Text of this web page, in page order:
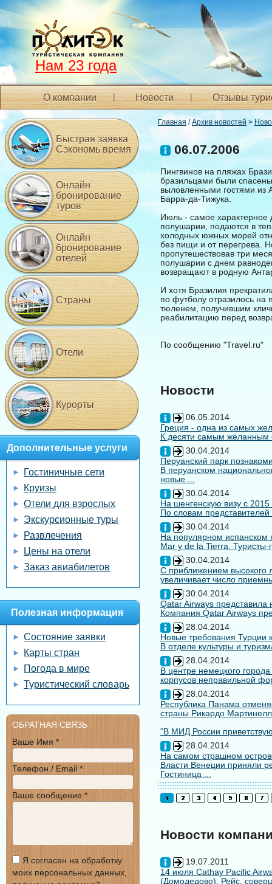
Нам 23 года
О компании Новости Отзывы
Главная /Архив новостей >
06.07.2006
Пингвинов на пляжах
бразильцами были
выловленными гостями из
Барра-да-Тижука.
Июль - самое характерное
полушарии, подаются в
холодных южных морей
без пищи и от перегрева.
пропутешествовав три
полушарии с днем
возвращают в родную
И хотя Бразилия
по футболу отразилось
тюленем, получившим
реабилитацию перед
По сообщению "Travel.ru"
Новости
06.05.2014
Греция - одна из самых
К десяти самым желанным
30.04.2014
Перуанский парк
В перуанском
новые ...
30.04.2014
На шенгенскую визу с 2015
По словам
30.04.2014
На популярном испанском
Mar y de la Tierra. Туристы-
30.04.2014
С приближением высокого
увеличивает число
30.04.2014
Qatar Airways
Компания Qatar Airways
28.04.2014
Новые требования Турции
В отделе культуры и
28.04.2014
В центре немецкого
корпусов неправильной
28.04.2014
Республика Панама
страны Рикардо
"В МИД России
28.04.2014
На самом страшном
Власти Венеции приняли
Гостиница ...
Новости
19.07.2011
14 июля Cathay Pacific
(Домодедово). Рейс,
Быстрая заявка
Сэкономь время
Онлайн
бронирование
туров
Онлайн
бронирование
отелей
Страны
Отели
Курорты
Дополнительные услуги
Гостиничные сети
Круизы
Отели для взрослых
Экскурсионные туры
Развлечения
Цены на отели
Заказ авиабилетов
Полезная информация
Состояние заявки
Карты стран
Погода в мире
Туристический словарь
ОБРАТНАЯ СВЯЗЬ
Ваше Имя *
Телефон / Email *
Ваше сообщение *
Я согласен на обработку
моих персональных данных,